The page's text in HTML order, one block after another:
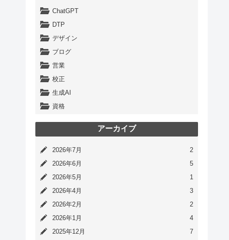
ChatGPT
DTP
デザイン
ブログ
営業
校正
生成AI
資格
アーカイブ
2026年7月
2
2026年6月
5
2026年5月
1
2026年4月
3
2026年2月
2
2026年1月
4
2025年12月
7